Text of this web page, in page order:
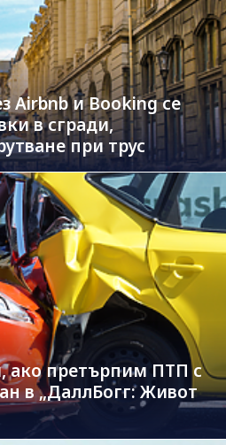
Airbnb и Booking се
в сгради,
при трус
ако претърпим ПТП с
в „ДаллБогг: Живот